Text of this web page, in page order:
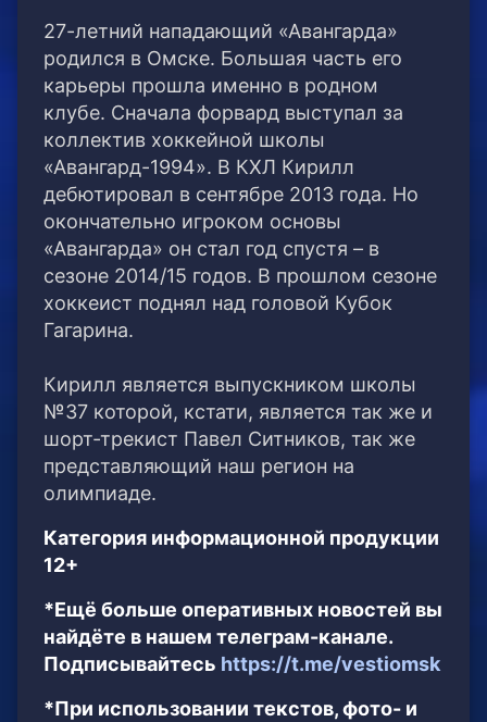
27-летний нападающий «Авангарда»
родился в Омске. Большая часть его
карьеры прошла именно в родном
клубе. Сначала форвард выступал за
коллектив хоккейной школы
«Авангард-1994». В КХЛ Кирилл
дебютировал в сентябре 2013 года. Но
окончательно игроком основы
«Авангарда» он стал год спустя – в
сезоне 2014/15 годов. В прошлом сезоне
хоккеист поднял над головой Кубок
Гагарина.
Кирилл является выпускником школы
№37 которой, кстати, является так же и
шорт-трекист Павел Ситников, так же
представляющий наш регион на
олимпиаде.
Категория информационной продукции
12+
*Ещё больше оперативных новостей вы
найдёте в нашем телеграм-канале.
Подписывайтесь https://t.me/vestiomsk
*При использовании текстов, фото- и